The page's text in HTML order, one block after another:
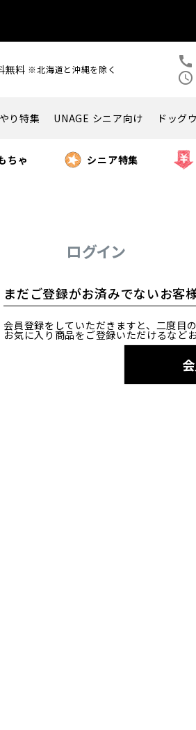
無料 ※北海道と沖縄を除く call
schedule
り特集 UNAGE シニア向け ドッグ
ちゃ シニア特集
ログイン
まだご登録がお済みでないお客
会員登録をしていただきますと、二度目
お気に入り商品をご登録いただけるなど